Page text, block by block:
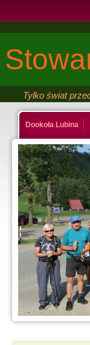
Dookoła Lubina
Kontakt Ksiega
Tylko świat